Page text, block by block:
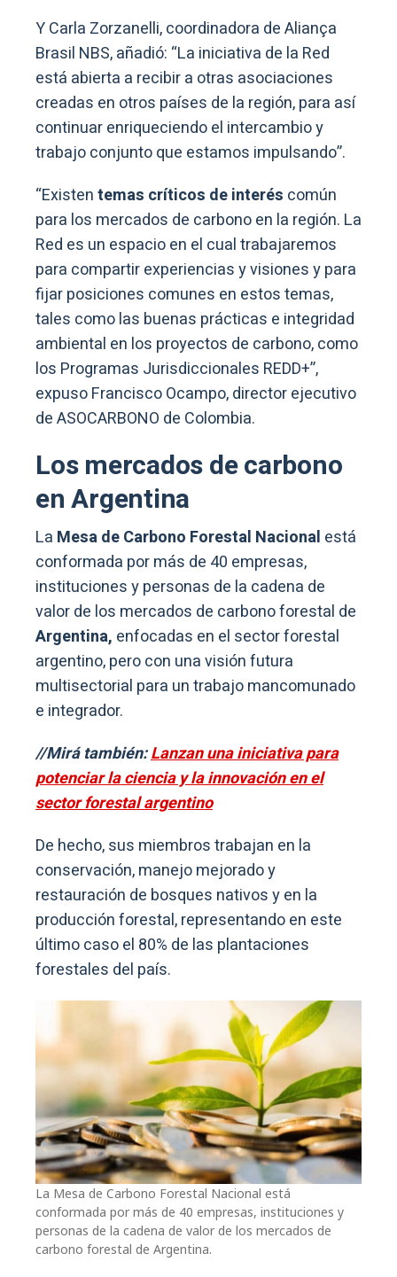
Y Carla Zorzanelli, coordinadora de Aliança
Brasil NBS, añadió: “La iniciativa de la Red
está abierta a recibir a otras asociaciones
creadas en otros países de la región, para así
continuar enriqueciendo el intercambio y
trabajo conjunto que estamos impulsando”.
“Existentemas críticos de interés común
para los mercados de carbono en la región. La
Red es un espacio en el cual trabajaremos
para compartir experiencias y visiones y para
fijar posiciones comunes en estos temas,
tales como las buenas prácticas e integridad
ambiental en los proyectos de carbono, como
los Programas Jurisdiccionales REDD+”,
expuso Francisco Ocampo, director ejecutivo
de ASOCARBONO de Colombia.
Los mercados de carbono
en Argentina
La Mesa de Carbono Forestal Nacional está
conformada por más de 40 empresas,
instituciones y personas de la cadena de
valor de los mercados de carbono forestal de
Argentina, enfocadas en el sector forestal
argentino, pero con una visión futura
multisectorial para un trabajo mancomunado
e integrador.
//Mirá también:Lanzan una iniciativa para
potenciar la ciencia y la innovación en el
sector forestal argentino
De hecho, sus miembros trabajan en la
conservación, manejo mejorado y
restauración de bosques nativos y en la
producción forestal, representando en este
último caso el 80% de las plantaciones
forestales del país.
La Mesa de Carbono Forestal Nacional está
conformada por más de 40 empresas, instituciones y
personas de la cadena de valor de los mercados de
carbono forestal de Argentina.